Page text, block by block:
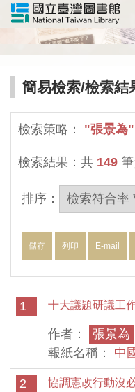
簡易檢索/檢索結
檢索策略： "張景為
檢索結果：共 149
排序：
儲存 列印 E-mail
1 十大議題研議工
作者：
張景為
報紙名稱： 中
2 協調憲改行動沒